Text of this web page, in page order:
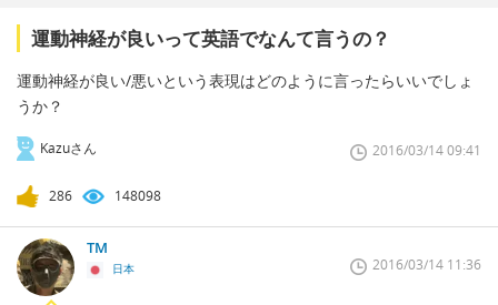
運動神経が良いって英語でなんて言うの？
運動神経が良い/悪いという表現はどのように言ったらいいでしょ
うか？
Kazuさん 2016/03/14 09:41
286 148098
TM
日本 2016/03/14 11:36